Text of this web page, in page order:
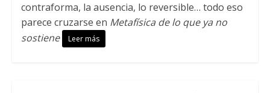
contraforma, la ausencia, lo reversible… todo eso
parece cruzarse en Metafísica de lo que ya no
sostiene
Leer más